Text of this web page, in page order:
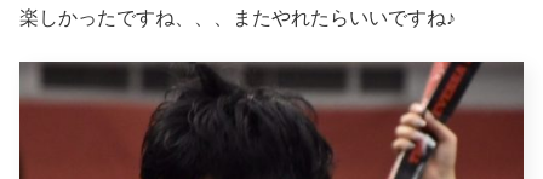
楽しかったですね、、、またやれたらいいですね♪